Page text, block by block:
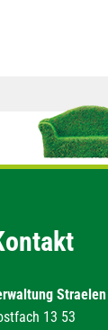
Straelen
13 53